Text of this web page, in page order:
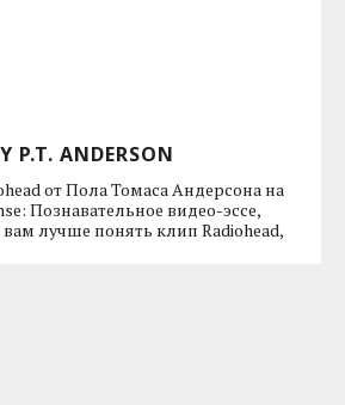
P.T. ANDERSON
от Пола Томаса Андерсона на
Познавательное видео-эссе,
лучше понять клип Radiohead,